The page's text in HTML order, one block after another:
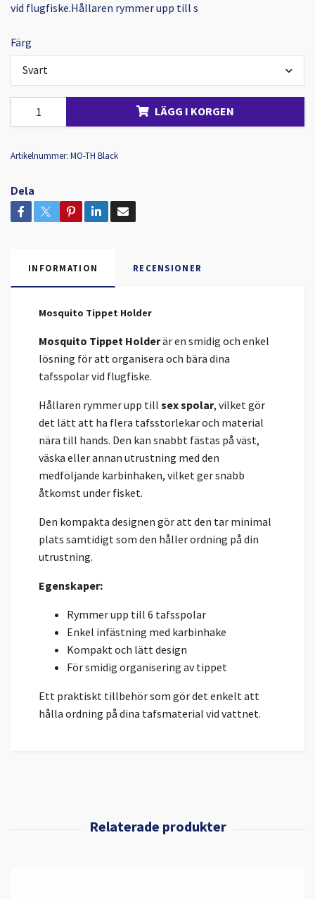
vid flugfiske.Hållaren rymmer upp till s
Färg
Svart
LÄGG I KORGEN
Artikelnummer: MO-TH Black
Dela
INFORMATION RECENSIONER
Mosquito Tippet Holder
Mosquito Tippet Holderär en smidig och enkel
lösning för att organisera och bära dina
tafsspolar vid flugfiske.
Hållaren rymmer upp till sex spolar, vilket gör
det lätt att ha flera tafsstorlekar och material
nära till hands. Den kan snabbt fästas på väst,
väska eller annan utrustning med den
medföljande karbinhaken, vilket ger snabb
åtkomst under fisket.
Den kompakta designen gör att den tar minimal
plats samtidigt som den håller ordning på din
utrustning.
Egenskaper:
Rymmer upp till 6 tafsspolar
Enkel infästning med karbinhake
Kompakt och lätt design
För smidig organisering av tippet
Ett praktiskt tillbehör som gör det enkelt att
hålla ordning på dina tafsmaterial vid vattnet.